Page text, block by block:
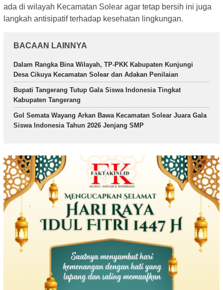
ada di wilayah Kecamatan Solear agar tetap bersih ini juga
langkah antisipatif terhadap kesehatan lingkungan.
BACAAN LAINNYA
Dalam Rangka Bina Wilayah, TP-PKK Kabupaten Kunjungi
Desa Cikuya Kecamatan Solear dan Adakan Penilaian
Bupati Tangerang Tutup Gala Siswa Indonesia Tingkat
Kabupaten Tangerang
Gol Semata Wayang Arkan Bawa Kecamatan Solear Juara Gala
Siswa Indonesia Tahun 2026 Jenjang SMP